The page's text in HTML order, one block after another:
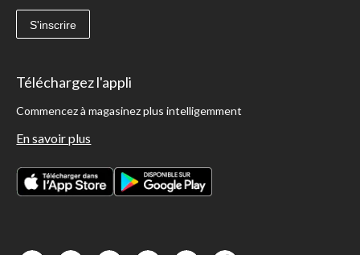
S'inscrire
Téléchargez l'appli
Commencez à magasinez plus intelligemment
En savoir plus